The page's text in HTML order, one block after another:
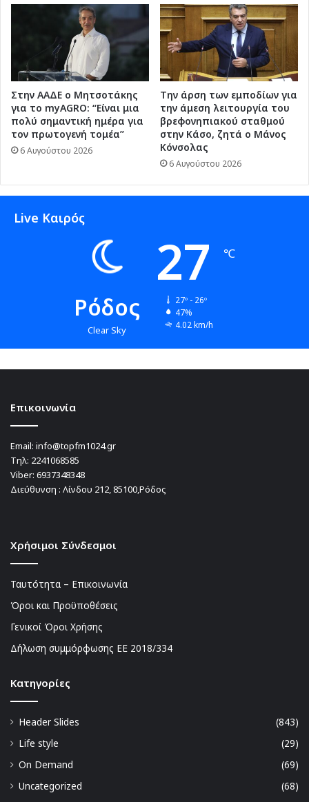
Στην ΑΑΔΕ ο Μητσοτάκης
για το myAGRO: “Είναι μια
πολύ σημαντική ημέρα για
τον πρωτογενή τομέα”
6 Αυγούστου 2026
Την άρση των εμποδίων για
την άμεση λειτουργία του
βρεφονηπιακού σταθμού
στην Κάσο, ζητά ο Μάνος
Κόνσολας
6 Αυγούστου 2026
Live Καιρός
Ρόδος
Clear Sky
27 ℃
27º - 26º
47%
4.02 km/h
Επικοινωνία
Email: info@topfm1024.gr
Τηλ: 2241068585
Viber: 6937348348
Διεύθυνση : Λίνδου 212, 85100,Ρόδος
Χρήσιμοι Σύνδεσμοι
Ταυτότητα – Επικοινωνία
Όροι και Προϋποθέσεις
Γενικοί Όροι Χρήσης
Δήλωση συμμόρφωσης ΕΕ 2018/334
Kατηγορίες
Header Slides
(843)
Life style
(29)
On Demand
(69)
Uncategorized
(68)